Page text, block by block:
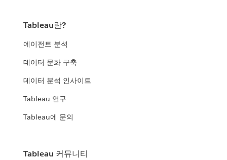
Tableau란?
에이전트 분석
데이터 문화 구축
데이터 분석 인사이트
Tableau 연구
Tableau에 문의
Tableau 커뮤니티